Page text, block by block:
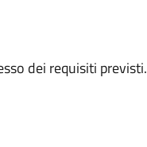
dei requisiti previsti.